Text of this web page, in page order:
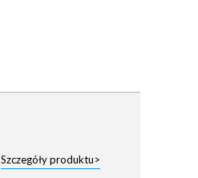
Szczegóły produktu>